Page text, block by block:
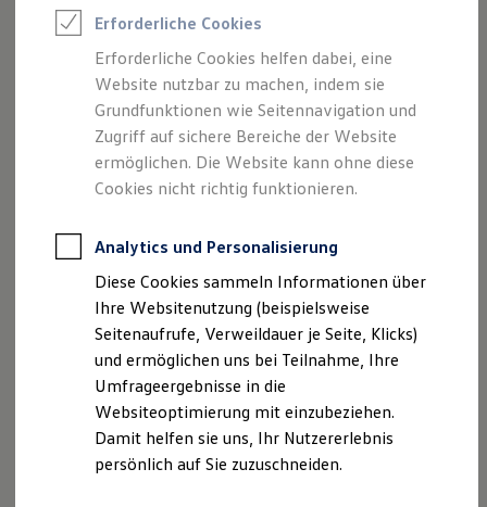
Elektroauto Leasing
Kleinwagen-Leasing
Leasing ohne Anzahlung
Finanzierung
Autokredit mit Schlussrate
Versicherungen und Garantien
Kfz-Versicherung
Restschuldversicherungen
Garantien
Professional Class bei Volkswagen
Behörden
Direktkunden
Sonderfahrzeuge
Anpfiff zum Gewinn
Elektromobilität
Elektroautos
ID. Tutorials
Elektrofahrzeugkonzepte
ID. EVERY1
Reichweite
Impressum
Datenschutzerklärung
Impressum
Autohaus Hartmann GmbH
Bayreuther Straße 38
91322 Gräfenberg
Telefon: 09192/9265-0
Fax: 09192/9265-50
E-Mail:info@autohaus-hartmann.net
Erforderliche Cookies
Erforderliche Cookies helfen dabei, eine
Website nutzbar zu machen, indem sie
Grundfunktionen wie Seitennavigation und
Zugriff auf sichere Bereiche der Website
ermöglichen. Die Website kann ohne diese
Cookies nicht richtig funktionieren.
Analytics und Personalisierung
Diese Cookies sammeln Informationen über
Ihre Websitenutzung (beispielsweise
Seitenaufrufe, Verweildauer je Seite, Klicks)
und ermöglichen uns bei Teilnahme, Ihre
Umfrageergebnisse in die
Websiteoptimierung mit einzubeziehen.
Damit helfen sie uns, Ihr Nutzererlebnis
persönlich auf Sie zuzuschneiden.